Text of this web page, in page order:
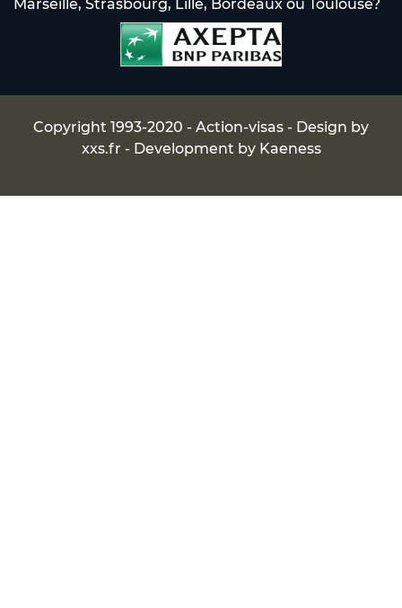
Marseille, Strasbourg, Lille, Bordeaux ou Toulouse?
Copyright 1993-2020 - Action-visas - Design by
xxs.fr - Development by Kaeness